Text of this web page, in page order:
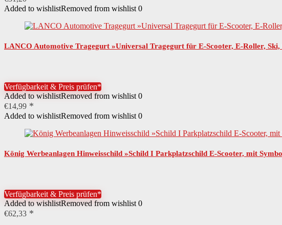
Added to wishlistRemoved from wishlist 0
LANCO Automotive Tragegurt »Universal Tragegurt für E-Scooter, E-Roller,
Verfügbarkeit & Preis prüfen*
Added to wishlistRemoved from wishlist 0
€14,99
Added to wishlistRemoved from wishlist 0
König Werbeanlagen Hinweisschild »Schild I Parkplatzschild E-Scooter, mit
Verfügbarkeit & Preis prüfen*
Added to wishlistRemoved from wishlist 0
€62,33